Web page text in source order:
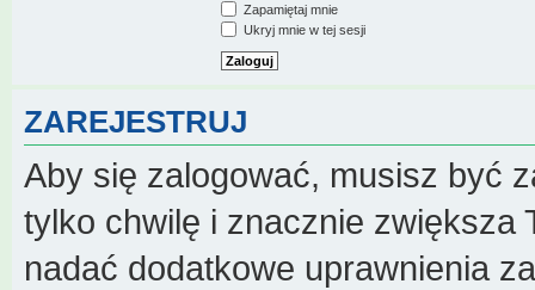
Zapamiętaj mnie
Ukryj mnie w tej sesji
ZAREJESTRUJ
Aby się zalogować, musisz być
tylko chwilę i znacznie zwiększa
nadać dodatkowe uprawnienia